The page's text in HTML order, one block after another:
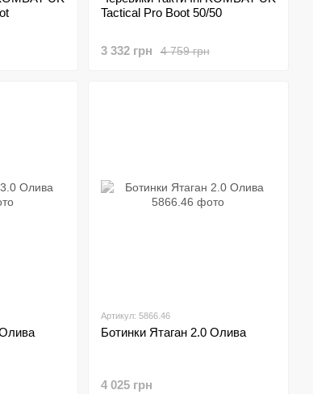
Tactical Pro Boot 50/50
4 759 грн
3 332 грн
Артикул: 5866.46
Ботинки Ятаган 2.0 Олива
4 025 грн